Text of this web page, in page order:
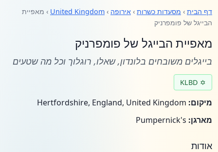
דף הבית › מסעדות כשרות › אירופה ›
United Kingdom › מאפיית
הבייגל של פומפרניק
מאפיית הבייגל של פומפרניק
בייגלים משובחים בלונדון, שאלו, רוגלוך וכל מה שטעים
✡ KLBD
מיקום:
מארגן:
אודות